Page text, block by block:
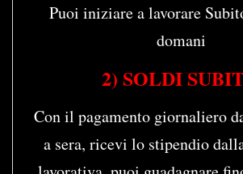
Puoi iniziare a lavorare
domani
2) SOLDI
Con il pagamento giornaliero
a sera, ricevi lo stipendio